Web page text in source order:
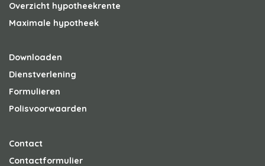
Overzicht hypotheekrente
Maximale hypotheek
Downloaden
Dienstverlening
Formulieren
Polisvoorwaarden
Contact
Contactformulier